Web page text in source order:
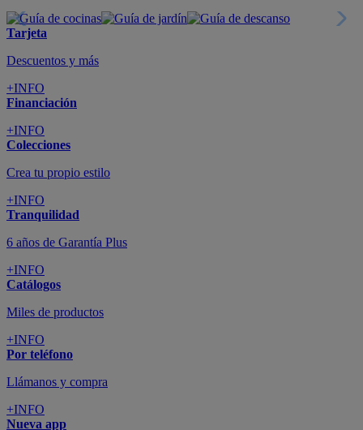
Tarjeta
Descuentos y más
+INFO
Financiación
+INFO
Colecciones
Crea tu propio estilo
+INFO
Tranquilidad
6 años de Garantía Plus
+INFO
Catálogos
Miles de productos
+INFO
Por teléfono
Llámanos y compra
+INFO
Nueva app